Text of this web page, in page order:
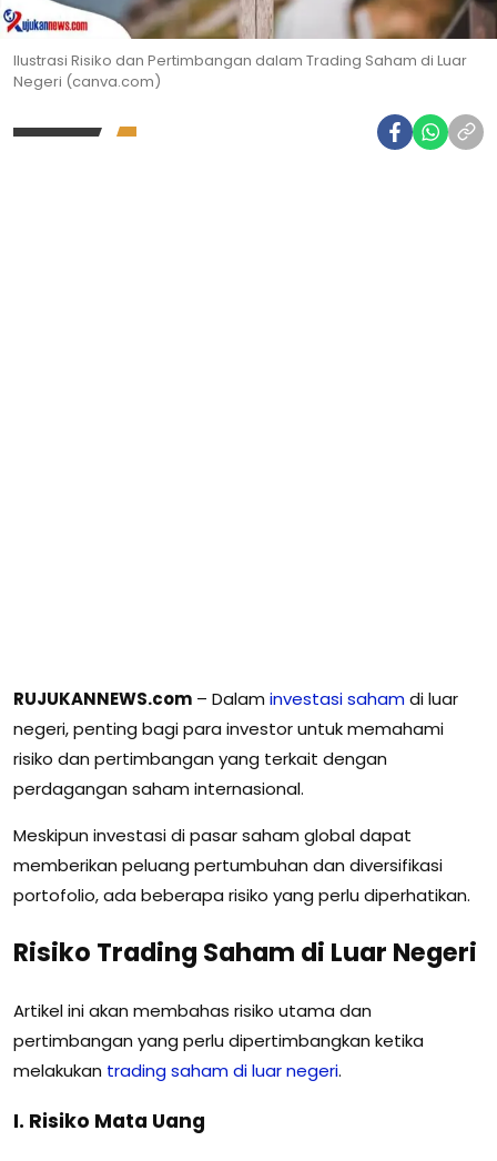
Ilustrasi Risiko dan Pertimbangan dalam Trading Saham di Luar
Negeri (canva.com)
RUJUKANNEWS.com – Dalam investasi sahamdi luar
negeri, penting bagi para investor untuk memahami
risiko dan pertimbangan yang terkait dengan
perdagangan saham internasional.
Meskipun investasi di pasar saham global dapat
memberikan peluang pertumbuhan dan diversifikasi
portofolio, ada beberapa risiko yang perlu diperhatikan.
Risiko Trading Saham di Luar Negeri
Artikel ini akan membahas risiko utama dan
pertimbangan yang perlu dipertimbangkan ketika
melakukan trading saham di luar negeri.
I. Risiko Mata Uang